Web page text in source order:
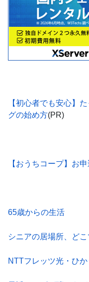
【初心者でも安心】
グの始め方(PR)
【おうちコープ】お
65歳からの生活
シニアの居場所、ど
NTTフレッツ光・ひ